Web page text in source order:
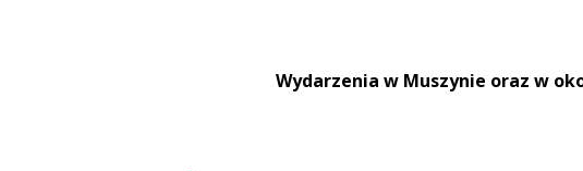
Wydarzenia w Muszynie oraz w